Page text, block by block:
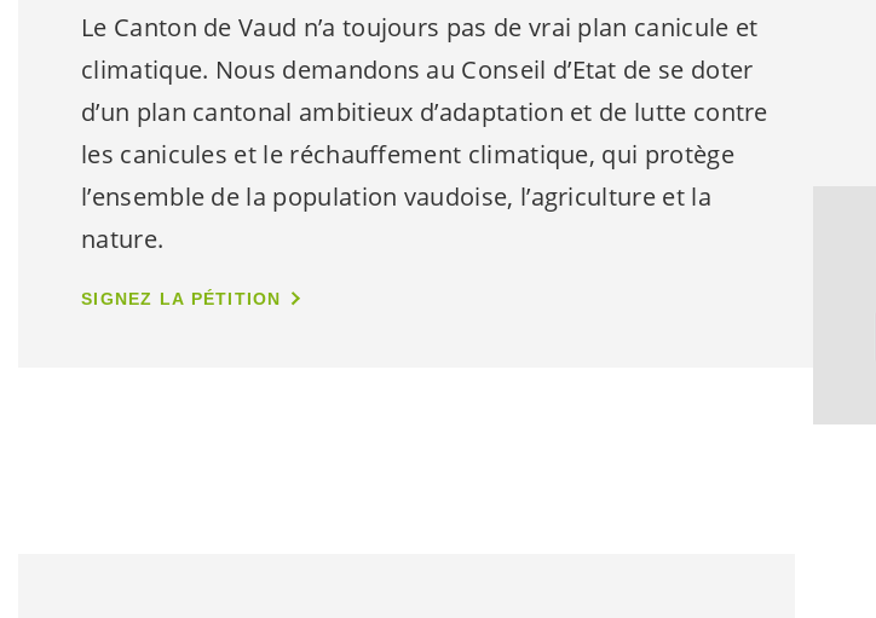
Le Canton de Vaud n’a toujours pas de vrai plan canicule et
climatique. Nous demandons au Conseil d’Etat de se doter
d’un plan cantonal ambitieux d’adaptation et de lutte contre
les canicules et le réchauffement climatique, qui protège
l’ensemble de la population vaudoise, l’agriculture et la
nature.
SIGNEZ LA PÉTITION